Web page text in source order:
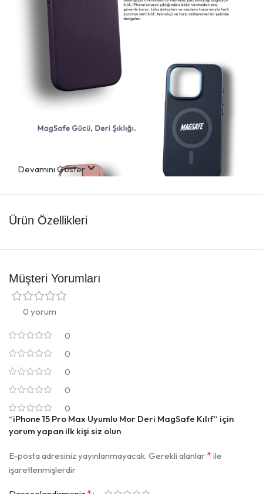
Devamını Göster
Ürün Özellikleri
Müşteri Yorumları
0 yorum
0
0
0
0
0
“iPhone 15 Pro Max Uyumlu Mor Deri MagSafe Kılıf” için
yorum yapan ilk kişi siz olun
E-posta adresiniz yayınlanmayacak. Gerekli alanlar *ile
işaretlenmişlerdir